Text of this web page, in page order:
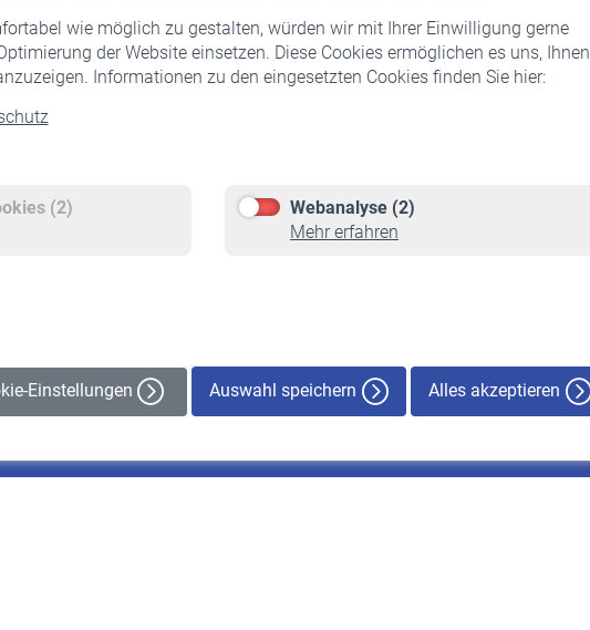
wie möglich zu gestalten, würden wir mit Ihrer Einwilligung gerne
der Website einsetzen. Diese Cookies ermöglichen es uns, Ihnen
Informationen zu den eingesetzten Cookies finden Sie hier:
(2)
Webanalyse (2)
Mehr erfahren
Einstellungen Auswahl speichern Alles akzeptieren
Staatliche Förderung
Rente beantragen
Rentenauszahlung